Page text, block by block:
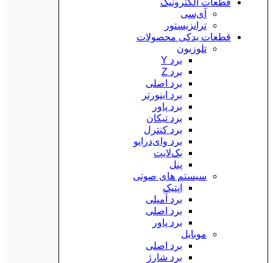
قطعات الکترونیک
آی‌سی
ترانزیستور
قطعات یدکی محصولات
تلوزیون
برد Y
برد Z
برد اصلی
برد اینورتر
برد پاور
برد تیکان
برد کنترل
برد وای‌درایو
بک‌لایت
پنل
سیستم های صوتی
اپتیک
برد آمپلی
برد اصلی
برد پاور
موبایل
برد اصلی
برد شارژ